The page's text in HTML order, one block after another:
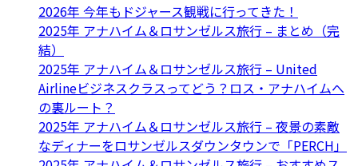
2026年 今年もドジャース観戦に行ってきた！
2025年 アナハイム＆ロサンゼルス旅行 – まとめ（完
結）
2025年 アナハイム＆ロサンゼルス旅行 – United
Airlineビジネスクラスってどう？ロス・アナハイムへ
の裏ルート？
2025年 アナハイム＆ロサンゼルス旅行 – 夜景の素敵
なディナーをロサンゼルスダウンタウンで「PERCH」